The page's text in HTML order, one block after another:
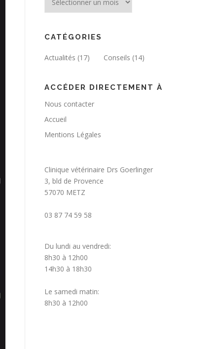
CATÉGORIES
Actualités (17) Conseils (14)
ACCÉDER DIRECTEMENT À
Nous contacter
Accueil
Mentions Légales
Clinique vétérinaire Drs Goerlinger
3, bld de Provence
57070 METZ
03 87 74 59 58
Du lundi au vendredi:
8h30 à 12h00
14h30 à 18h30
Le samedi matin:
8h30 à 12h00